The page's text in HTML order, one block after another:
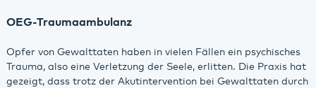
OEG-Traumaambulanz
Opfer von Gewalttaten haben in vielen Fällen ein psychisches
Trauma, also eine Verletzung der Seele, erlitten. Die Praxis hat
gezeigt, dass trotz der Akutintervention bei Gewalttaten durch